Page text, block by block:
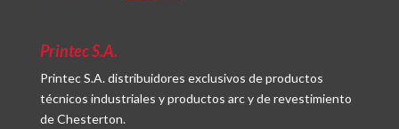
Printec S.A.
Printec S.A. distribuidores exclusivos de productos
técnicos industriales y productos arc y de revestimiento
de Chesterton.